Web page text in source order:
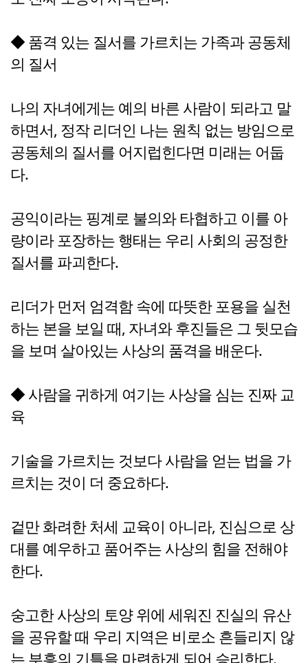
◆ 품격 있는 질서를 가르치는 가족과 공동체
의 질서
나의 자녀에게는 예의 바른 사람이 되라고 말
하면서, 정작 리더인 나는 원칙 없는 방임으로
공동체의 질서를 어지럽힌다면 미래는 어둡
다.
공익이라는 핑계로 불의와 타협하고 이를 아
량이라 포장하는 행태는 우리 사회의 공정한
질서를 파괴한다.
리더가 먼저 엄격함 속에 따뜻한 포용을 실천
하는 본을 보일 때, 자녀와 후진들은 그 뒷모습
을 보며 살아있는 사상의 품격을 배운다.
◆ 사람을 귀하게 여기는 사상을 심는 진짜 교
육
기술을 가르치는 것보다 사람을 얻는 법을 가
르치는 것이 더 중요하다.
겉만 화려한 처세 교육이 아니라, 진심으로 상
대를 예우하고 품어주는 사상의 힘을 전해야
한다.
숭고한 사상의 토양 위에 세워진 진실의 유산
을 공유할 때 우리 지역은 비로소 흔들리지 않
는 부흥의 기틀을 마련하게 되어 승리한다.